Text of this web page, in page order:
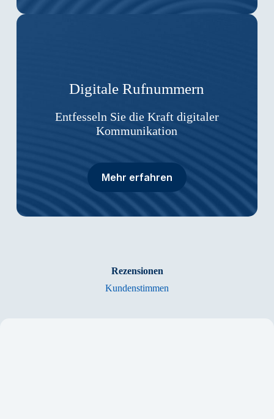
Digitale Rufnummern
Entfesseln Sie die Kraft digitaler
Kommunikation
Mehr erfahren
Rezensionen
Kundenstimmen